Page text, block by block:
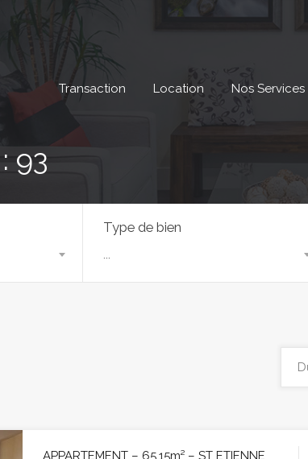
Transaction Location Nos Services
93
Type de bien
APPARTEMENT – 65.15m² – ST ETIENNE